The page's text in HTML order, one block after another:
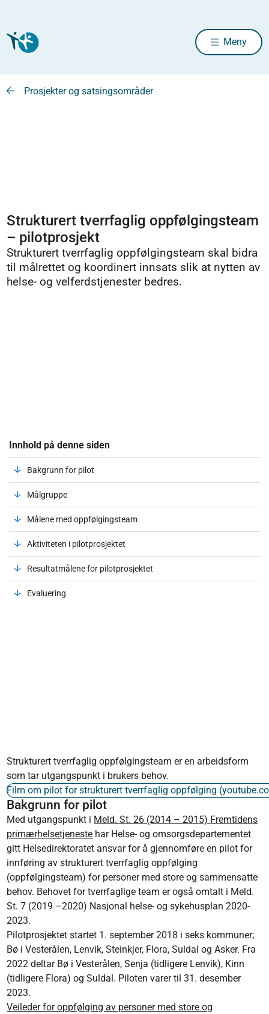
Meny
Prosjekter og satsingsområder
Strukturert tverrfaglig oppfølgingsteam
– pilotprosjekt
Strukturert tverrfaglig oppfølgingsteam skal bidra
til målrettet og koordinert innsats slik at nytten av
helse- og velferdstjenester bedres.
Innhold på denne siden
Bakgrunn for pilot
Målgruppe
Målene med oppfølgingsteam
Aktiviteten i pilotprosjektet
Resultatmålene for pilotprosjektet
Evaluering
Strukturert tverrfaglig oppfølgingsteam er en arbeidsform
som tar utgangspunkt i brukers behov.
Film om pilot for strukturert tverrfaglig oppfølging
Bakgrunn for pilot
Med utgangspunkt i Meld. St. 26 (2014 – 2015) Fremtidens
primærhelsetjeneste har Helse- og omsorgsdepartementet
gitt Helsedirektoratet ansvar for å gjennomføre en pilot for
innføring av strukturert tverrfaglig oppfølging
(oppfølgingsteam) for personer med store og sammensatte
behov. Behovet for tverrfaglige team er også omtalt i Meld.
St. 7 (2019 –2020) Nasjonal helse- og sykehusplan 2020-
2023.
Pilotprosjektet startet 1. september 2018 i seks kommuner;
Bø i Vesterålen, Lenvik, Steinkjer, Flora, Suldal og Asker. Fra
2022 deltar Bø i Vesterålen, Senja (tidligere Lenvik), Kinn
(tidligere Flora) og Suldal. Piloten varer til 31. desember
2023.
Veileder for oppfølging av personer med store og